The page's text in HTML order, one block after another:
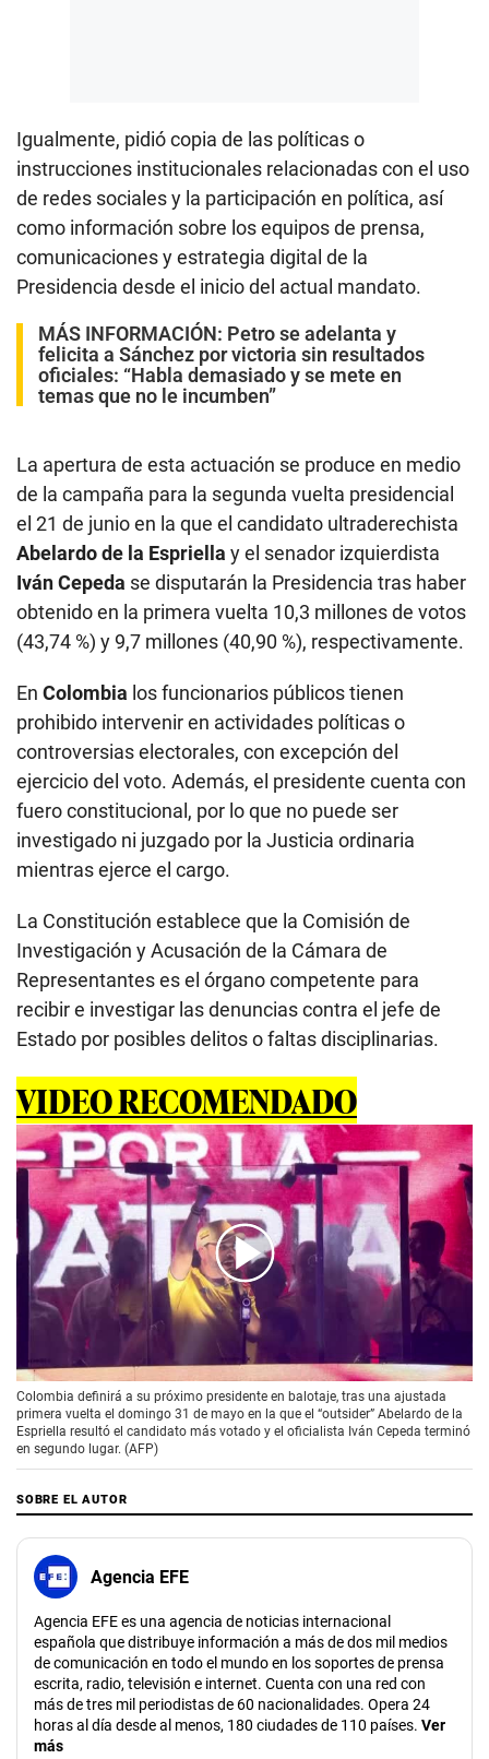
Igualmente, pidió copia de las políticas o
instrucciones institucionales relacionadas con el uso
de redes sociales y la participación en política, así
como información sobre los equipos de prensa,
comunicaciones y estrategia digital de la
Presidencia desde el inicio del actual mandato.
MÁS INFORMACIÓN: Petro se adelanta y
felicita a Sánchez por victoria sin resultados
oficiales: “Habla demasiado y se mete en
temas que no le incumben”
La apertura de esta actuación se produce en medio
de la campaña para la segunda vuelta presidencial
el 21 de junio en la que el candidato ultraderechista
Abelardo de la Espriella y el senador izquierdista
Iván Cepeda se disputarán la Presidencia tras haber
obtenido en la primera vuelta 10,3 millones de votos
(43,74 %) y 9,7 millones (40,90 %), respectivamente.
En Colombia los funcionarios públicos tienen
prohibido intervenir en actividades políticas o
controversias electorales, con excepción del
ejercicio del voto. Además, el presidente cuenta con
fuero constitucional, por lo que no puede ser
investigado ni juzgado por la Justicia ordinaria
mientras ejerce el cargo.
La Constitución establece que la Comisión de
Investigación y Acusación de la Cámara de
Representantes es el órgano competente para
recibir e investigar las denuncias contra el jefe de
Estado por posibles delitos o faltas disciplinarias.
VIDEO RECOMENDADO
00:00/01:57
Colombia definirá a su próximo presidente en balotaje, tras una ajustada
primera vuelta el domingo 31 de mayo en la que el “outsider” Abelardo de la
Espriella resultó el candidato más votado y el oficialista Iván Cepeda terminó
en segundo lugar. (AFP)
SOBRE EL AUTOR
Agencia EFE
Agencia EFE es una agencia de noticias internacional
española que distribuye información a más de dos mil medios
de comunicación en todo el mundo en los soportes de prensa
escrita, radio, televisión e internet. Cuenta con una red con
más de tres mil periodistas de 60 nacionalidades. Opera 24
horas al día desde al menos, 180 ciudades de 110 países. Ver
más